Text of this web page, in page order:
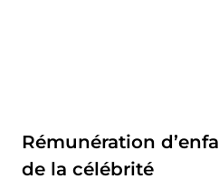
Rémunération
de la célébrité